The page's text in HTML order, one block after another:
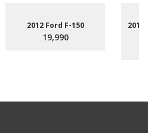
2012 Ford F-150
19,990
2015